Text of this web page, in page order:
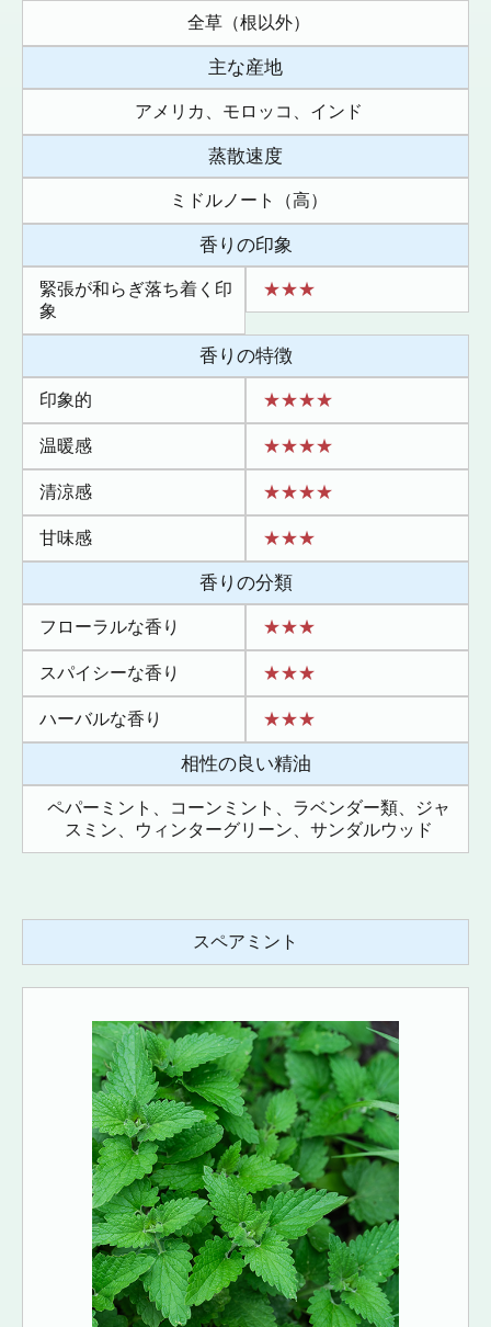
全草（根以外）
主な産地
アメリカ、モロッコ、インド
蒸散速度
ミドルノート（高）
香りの印象
緊張が和らぎ落ち着く印
象
★★★
香りの特徴
印象的 ★★★★
温暖感 ★★★★
清涼感 ★★★★
甘味感 ★★★
香りの分類
フローラルな香り ★★★
スパイシーな香り ★★★
ハーバルな香り ★★★
相性の良い精油
ペパーミント、コーンミント、ラベンダー類、ジャ
スミン、ウィンターグリーン、サンダルウッド
スペアミント